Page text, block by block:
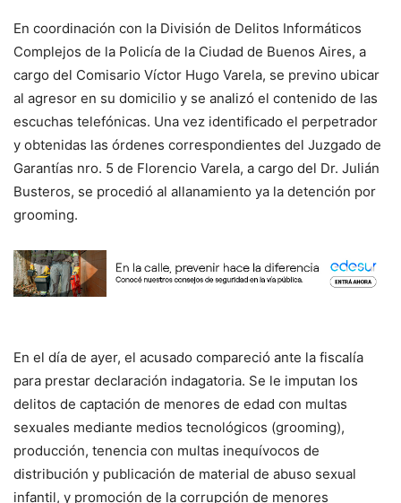
En coordinación con la División de Delitos Informáticos
Complejos de la Policía de la Ciudad de Buenos Aires, a
cargo del Comisario Víctor Hugo Varela, se previno ubicar
al agresor en su domicilio y se analizó el contenido de las
escuchas telefónicas. Una vez identificado el perpetrador
y obtenidas las órdenes correspondientes del Juzgado de
Garantías nro. 5 de Florencio Varela, a cargo del Dr. Julián
Busteros, se procedió al allanamiento ya la detención por
grooming.
En el día de ayer, el acusado compareció ante la fiscalía
para prestar declaración indagatoria. Se le imputan los
delitos de captación de menores de edad con multas
sexuales mediante medios tecnológicos (grooming),
producción, tenencia con multas inequívocos de
distribución y publicación de material de abuso sexual
infantil, y promoción de la corrupción de menores